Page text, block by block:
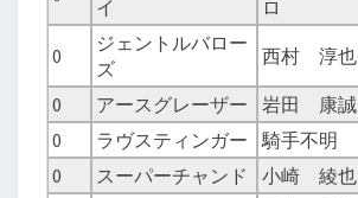
イ
ロ
0
ジェントルバロー
ズ
西村 淳也
0 アースグレーザー 岩田 康誠
0
ラヴスティンガー 騎手不明
0
スーパーチャンド 小崎 綾也